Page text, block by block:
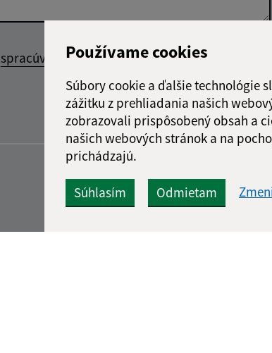
Používame cookies
Súbory cookie a ďalšie technológie
zážitku z prehliadania našich
zobrazovali prispôsobený obsah a
našich webových stránok a na
prichádzajú.
Súhlasím Odmietam
spracúvaním osobných
Google reCaptcha
Odoslať